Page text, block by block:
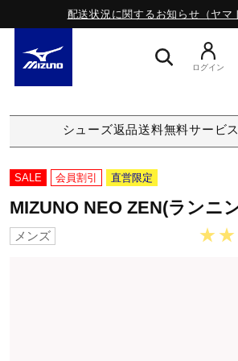
配送状況に関するお知らせ（ヤマ
スニーカー
ライフスタイルウエア
ログイン
シューズ返品送料無料サービ
SALE 会員割引 直営限定
MIZUNO NEO ZEN(ランニ
メンズ